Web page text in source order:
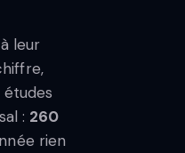
leur
: 260
rien